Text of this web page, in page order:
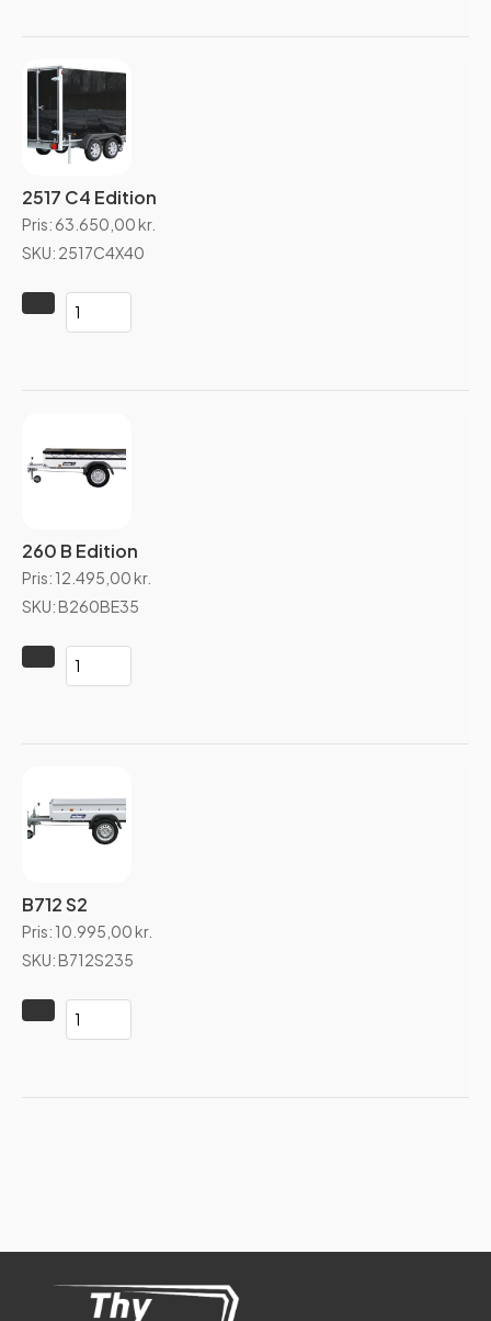
2517 C4 Edition
Pris: 63.650,00 kr.
SKU: 2517C4X40
260 B Edition
Pris: 12.495,00 kr.
SKU: B260BE35
B712 S2
Pris: 10.995,00 kr.
SKU: B712S235